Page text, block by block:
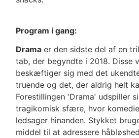
Program i gang:
Drama er den sidste del af en
tab, der begyndte i 2018. Disse
beskæftiger sig med det
truende og det, der aldrig helt
Forestillingen 'Drama' udspiller
tragikomisk sfære, hvor
ledsager hinanden. Stykket
middel til at adressere